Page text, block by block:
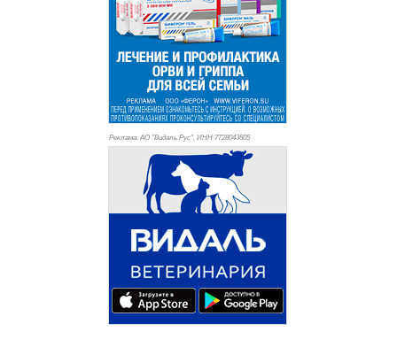
Реклама. АО "Видаль Рус", ИНН 7728043605